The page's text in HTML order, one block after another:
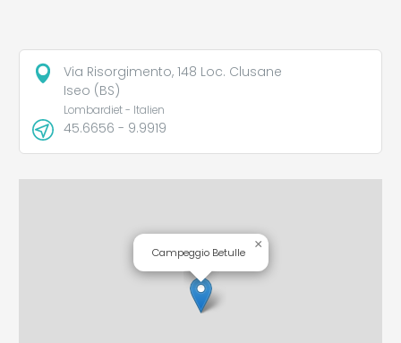
Via Risorgimento, 148 Loc. Clusane
Iseo (BS)
Lombardiet - Italien
45.6656 - 9.9919
Campeggio Betulle
×